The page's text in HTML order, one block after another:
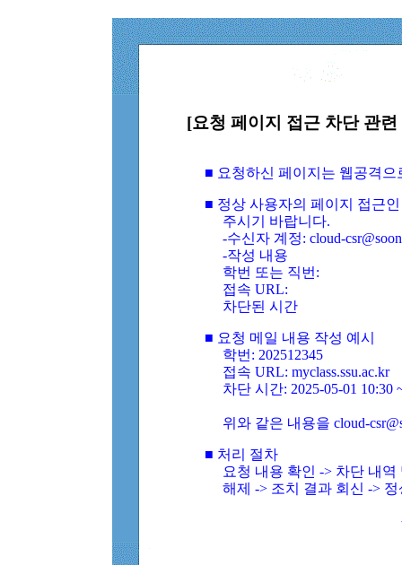
[요청 페이지 접근 차단 관
■ 요청하신 페이지는 웹공격
■ 정상 사용자의 페이지 접근
주시기 바랍니다.
-수신자 계정: cloud-
-작성 내용
학번 또는 직번:
접속 URL:
차단된 시간
■ 요청 메일 내용 작성 예시
학번: 202512345
접속 URL: myclass.ssu.ac.kr
차단 시간: 2025-05-01 10:30
위와 같은 내용을 cloud-
■ 처리 절차
요청 내용 확인 -> 차단 내
해제 -> 조치 결과 회신 ->